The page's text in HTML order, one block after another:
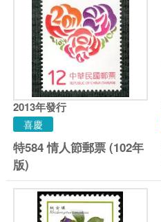
2013年發行
喜慶
特584 情人節郵票 (102年
版)